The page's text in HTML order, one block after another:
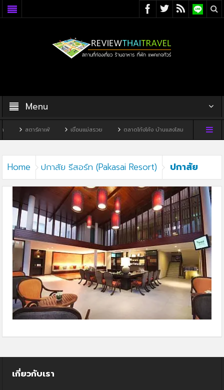
Menu
สตาร์คาเฟ่ เขื่อนแม่สรวย ตลาดโก้งโค้ง บ้านแสงโสม ทิวผาคาเฟ่
Home ปกาสัย รีสอร์ท (Pakasai Resort)
ปกาสัย
รีสอร์ท (Pakasai Resort)3
เกี่ยวกับเรา